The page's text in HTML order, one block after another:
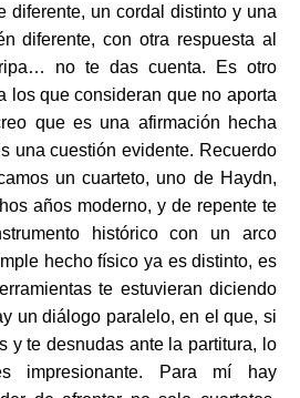
diferente, un cordal distinto y una
diferente, con otra respuesta al
no te das cuenta. Es otro
los que consideran que no aporta
que es una afirmación hecha
una cuestión evidente. Recuerdo
un cuarteto, uno de Haydn,
años moderno, y de repente te
histórico con un arco
hecho físico ya es distinto, es
te estuvieran diciendo
un diálogo paralelo, en el que, si
y te desnudas ante la partitura, lo
impresionante. Para mí hay